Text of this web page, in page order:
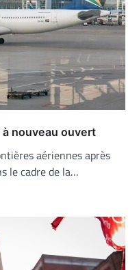
nouveau ouvert
aériennes après
le cadre de la…